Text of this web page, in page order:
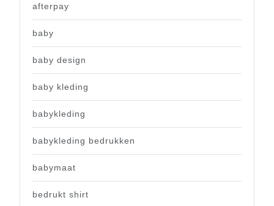
afterpay
baby
baby design
baby kleding
babykleding
babykleding bedrukken
babymaat
bedrukt shirt